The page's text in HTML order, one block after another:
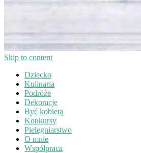
Skip to content
Dziecko
Kulinaria
Podróże
Dekoracje
Być kobietą
Konkursy
Pielęgniarstwo
O mnie
Współpraca